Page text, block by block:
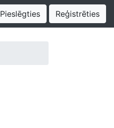
Pieslēgties Reģistrēties